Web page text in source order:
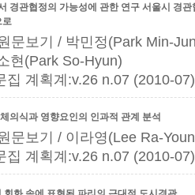
경관협정의 가능성에 관한 연구 서울시 경관
로
문보기
/ 박민정(Park Min-
현(Park So-Hyun)
집 계획계:v.26 n.07 (2010-07)
의식과 영향요인의 인과적 관계 분석
문보기
/ 이라영(Lee Ra-
집 계획계:v.26 n.07 (2010-07)